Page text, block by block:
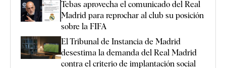
Tebas aprovecha el comunicado del Real
Madrid para reprochar al club su posición
sobre la FIFA
El Tribunal de Instancia de Madrid
desestima la demanda del Real Madrid
contra el criterio de implantación social